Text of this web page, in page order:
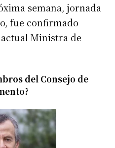
semana, jornada
fue confirmado
Ministra de
del Consejo de